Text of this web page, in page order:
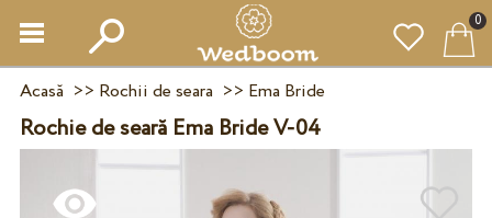
0
Acasă >> Rochii de seara >> Ema Bride
Rochie de seară Ema Bride V-04